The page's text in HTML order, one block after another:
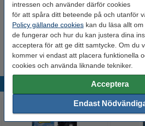
intressen och använder därför cookies
för att spåra ditt beteende på och utanför
Policy gällande cookies kan du läsa allt
de fungerar och hur du kan justera dina
acceptera för att ge ditt samtycke. Om du
kommer vi endast att placera funktionella
cookies och använda liknande tekniker.
Acceptera
Endast
295 kr
Frimärksfuktare | Alco
39 kr
Populära produkter